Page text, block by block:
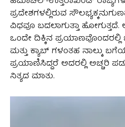
ಪ್ರದೇಶಗಳಲ್ಲಿರುವ
ವಿಧವೂ ಬದಲಾಗುತ್ತಾ
ಒಂದೇ ದಿಕ್ಕಿನ
ಮತ್ತು ಕ್ಯಾಬ್ ಗಳಂತಹ ನಾಲ್ಕು
ಪ್ರಯಾಣಿಸಿದ್ದರೆ ಅದರಲ್ಲಿ ಅಚ್ಚರಿ
ನಿತ್ಯದ ಮಾತು.